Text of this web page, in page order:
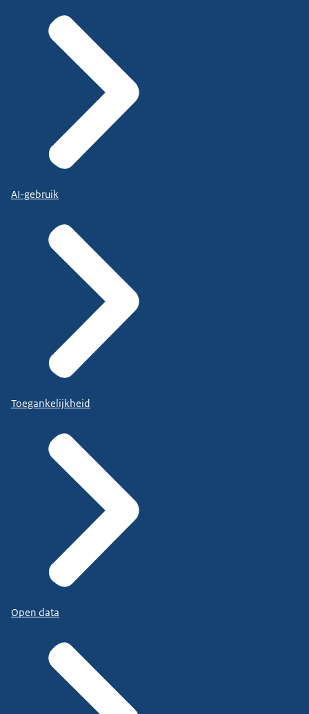
AI-gebruik
Toegankelijkheid
Open data